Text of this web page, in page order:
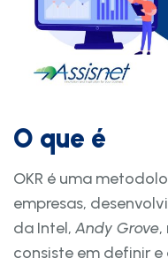
O que é
OKR é uma
empresas,
da Intel, Andy Grove,
consiste em definir